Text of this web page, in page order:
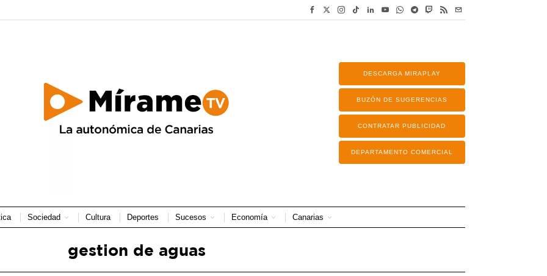
DESCARGA MIRAPLAY
BUZÓN DE SUGERENCIAS
CONTRATAR PUBLICIDAD
DEPARTAMENTO COMERCIAL
Sociedad Cultura Deportes Sucesos Economía Canarias
gestion de aguas